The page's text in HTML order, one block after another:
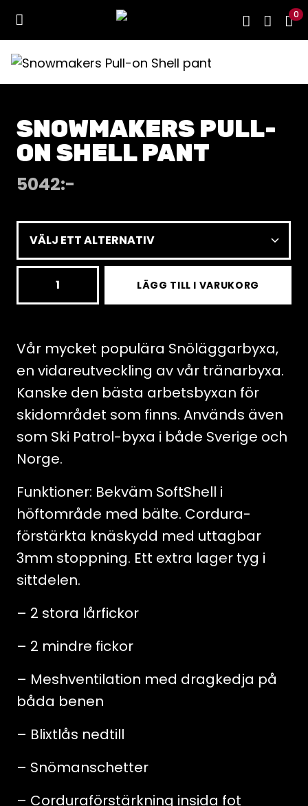
0
SNOWMAKERS PULL-
ON SHELL PANT
5042:-
Shell
pant
mängd
LÄGG TILL I VARUKORG
Vår mycket populära Snöläggarbyxa,
en vidareutveckling av vår tränarbyxa.
Kanske den bästa arbetsbyxan för
skidområdet som finns. Används även
som Ski Patrol-byxa i både Sverige och
Norge.
Funktioner: Bekväm SoftShell i
höftområde med bälte. Cordura-
förstärkta knäskydd med uttagbar
3mm stoppning. Ett extra lager tyg i
sittdelen.
– 2 stora lårfickor
– 2 mindre fickor
– Meshventilation med dragkedja på
båda benen
– Blixtlås nedtill
– Snömanschetter
– Corduraförstärkning insida fot